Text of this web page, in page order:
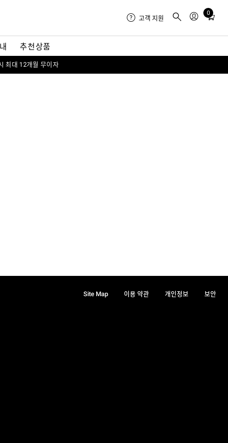
추천상품
고객 지원
0
Total
in
최대 12개월 무이자
Site Map 이용 약관 개인정보 보안